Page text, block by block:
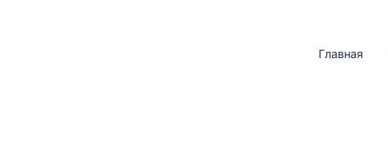
Главная